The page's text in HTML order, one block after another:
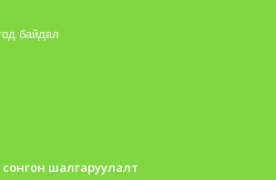
байдал
сонгон шалгаруулалт